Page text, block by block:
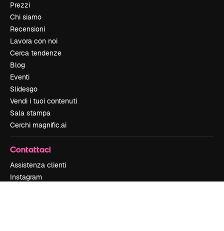
Prezzi
Chi siamo
Recensioni
Lavora con noi
Cerca tendenze
Blog
Eventi
Slidesgo
Vendi i tuoi contenuti
Sala stampa
Cerchi magnific.ai
Contattaci
Assistenza clienti
Instagram